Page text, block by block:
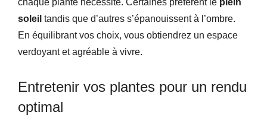
soleil tandis que d’autres s’épanouissent à l’ombre.
En équilibrant vos choix, vous obtiendrez un espace
verdoyant et agréable à vivre.
Entretenir vos plantes pour un rendu
optimal